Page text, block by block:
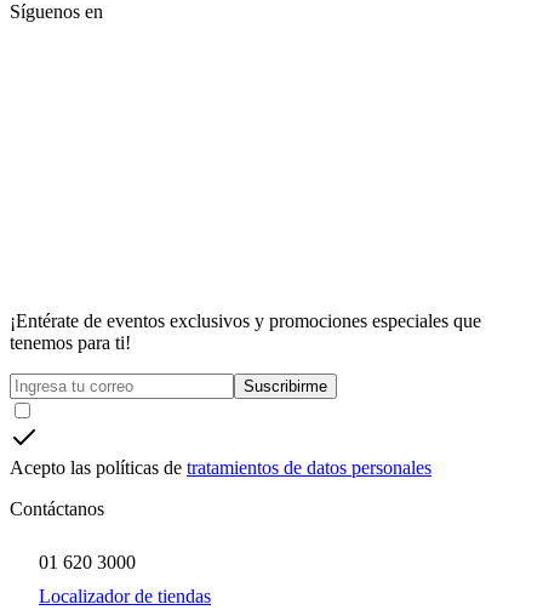
Síguenos en
¡Entérate de eventos exclusivos y promociones especiales que
tenemos para ti!
Suscribirme
Acepto las políticas de tratamientos de datos personales
Contáctanos
01 620 3000
Localizador de tiendas